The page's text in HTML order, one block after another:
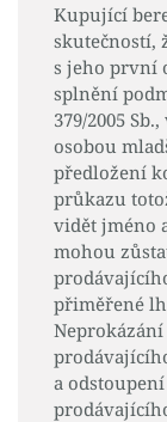
Kupující
skutečností,
s jeho první
splnění
379/2005
osobou
předložení
průkazu
vidět jméno
mohou
přiměřené
a